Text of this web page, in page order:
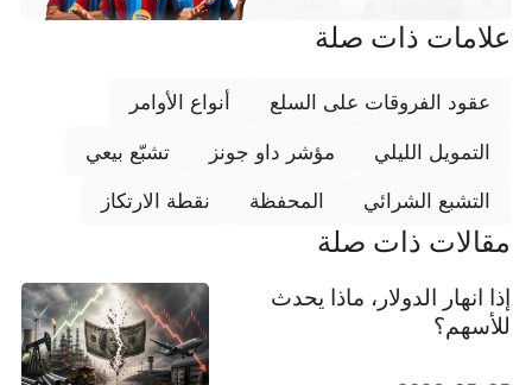
علامات ذات صلة
عقود الفروقات على السلع أنواع الأوامر
التمويل الليلي مؤشر داو جونز تشبّع بيعي
التشبع الشرائي المحفظة نقطة الارتكاز
مقالات ذات صلة
إذا انهار الدولار، ماذا يحدث
للأسهم؟